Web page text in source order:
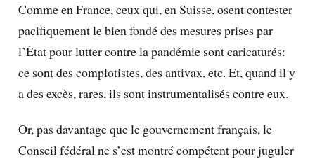
Comme en France, ceux qui, en Suisse, osent contester
pacifiquement le bien fondé des mesures prises par
l’État pour lutter contre la pandémie sont caricaturés:
ce sont des complotistes, des antivax, etc. Et, quand il y
a des excès, rares, ils sont instrumentalisés contre eux.
Or, pas davantage que le gouvernement français, le
Conseil fédéral ne s’est montré compétent pour juguler